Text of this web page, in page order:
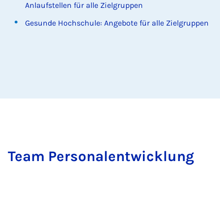
Anlaufstellen für alle Zielgruppen
Gesunde Hochschule: Angebote für alle Zielgruppen
Team Per­so­nal­ent­wick­lung